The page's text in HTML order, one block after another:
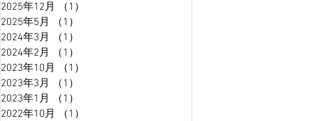
2025年12月 （1）
2025年5月
（1）
2024年3月
（1）
2024年2月
（1）
2023年10月
（1）
2023年3月
（1）
2023年1月
（1）
2022年10月
（1）